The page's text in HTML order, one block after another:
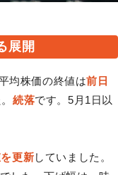
展開
均株価の終値は前日
続落です。5月1日以
更新していました。